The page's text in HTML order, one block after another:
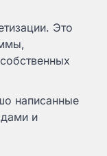
Это
написанные
и